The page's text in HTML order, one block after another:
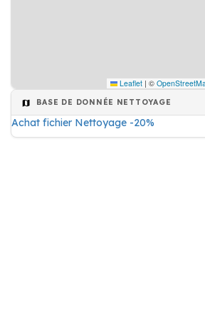
Leaflet | ©
BASE DE DONNÉE NETTOYAGE
Achat fichier Nettoyage -20%